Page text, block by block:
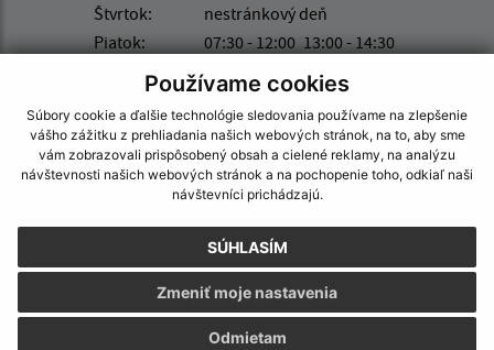
Používame cookies
Súbory cookie a ďalšie technológie sledovania používame na zlepšenie
vášho zážitku z prehliadania našich webových stránok, na to, aby sme
vám zobrazovali prispôsobený obsah a cielené reklamy, na analýzu
návštevnosti našich webových stránok a na pochopenie toho, odkiaľ naši
návštevníci prichádzajú.
SÚHLASÍM
Odmietam
Zmeniť moje nastavenia
Štvrtok:
nestránkový deň
Piatok:
07:30 - 12:00 13:00 - 14:30
Obedňajšia prestávka:12:00 - 13:00
Číslo účtu IBAN: SK74 0200 0000 0000 0362 4572
Kontakt:
Obecný úrad Kapušany
Hlavná 104/6
082 12 Kapušany
info@kapusany.sk